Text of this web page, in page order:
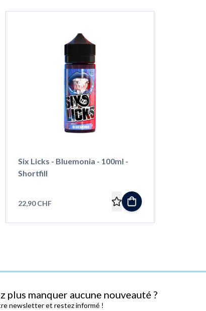
Six Licks - Bluemonia - 100ml -
Shortfill
22,90 CHF
plus manquer aucune nouveauté ?
newsletter et restez informé !